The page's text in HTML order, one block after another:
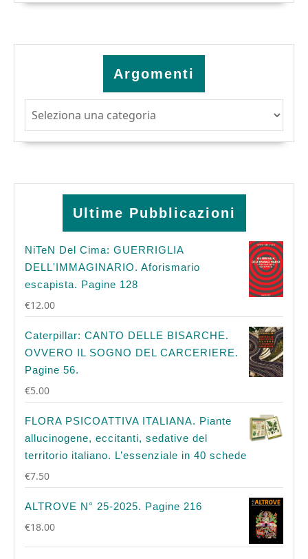
Argomenti
Ultime Pubblicazioni
NiTeN Del Cima: GUERRIGLIA
DELL'IMMAGINARIO. Aforismario
escapista. Pagine 128
€12.00
Caterpillar: CANTO DELLE BISARCHE.
OVVERO IL SOGNO DEL CARCERIERE.
Pagine 56.
€5.00
FLORA PSICOATTIVA ITALIANA. Piante
allucinogene, eccitanti, sedative del
territorio italiano. L’essenziale in 40 schede
€7.50
ALTROVE N° 25-2025. Pagine 216
€18.00